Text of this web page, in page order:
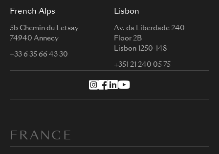
French Alps
5b Chemin du Letsay
74940 Annecy
+33 6 35 66 43 30
Lisbon
Av. da Liberdade 240
Floor 2B
Lisbon 1250-148
+351 21 240 05 75
FRANCE